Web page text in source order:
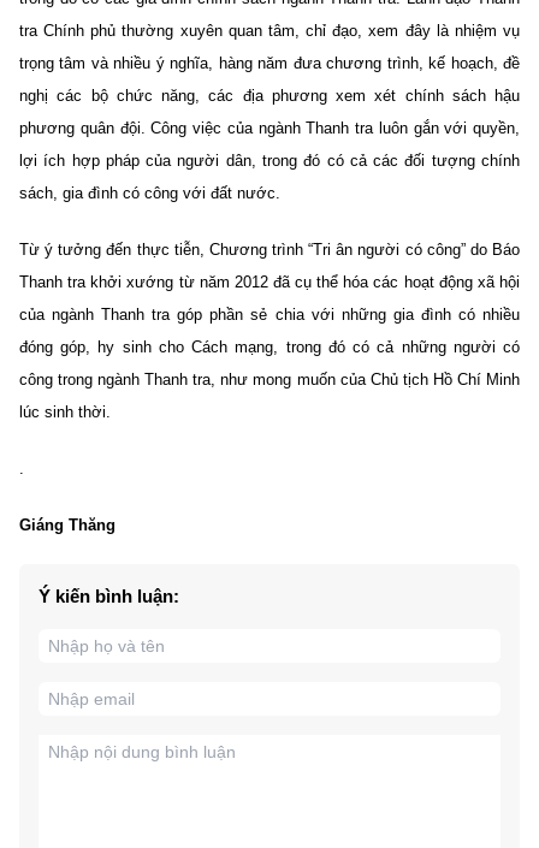
tra Chính phủ thường xuyên quan tâm, chỉ đạo, xem đây là nhiệm vụ
trọng tâm và nhiều ý nghĩa, hàng năm đưa chương trình, kế hoạch, đề
nghị các bộ chức năng, các địa phương xem xét chính sách hậu
phương quân đội. Công việc của ngành Thanh tra luôn gắn với quyền,
lợi ích hợp pháp của người dân, trong đó có cả các đối tượng chính
sách, gia đình có công với đất nước.
Từ ý tưởng đến thực tiễn, Chương trình “Tri ân người có công” do Báo
Thanh tra khởi xướng từ năm 2012 đã cụ thể hóa các hoạt động xã hội
của ngành Thanh tra góp phần sẻ chia với những gia đình có nhiều
đóng góp, hy sinh cho Cách mạng, trong đó có cả những người có
công trong ngành Thanh tra, như mong muốn của Chủ tịch Hồ Chí Minh
lúc sinh thời.
Giáng Thăng
Ý kiến bình luận: